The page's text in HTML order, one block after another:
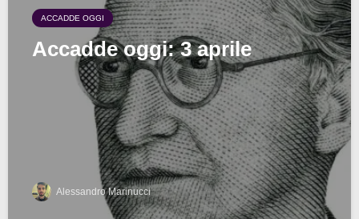
ACCADDE OGGI
Accadde oggi: 3 aprile
Alessandro Marinucci